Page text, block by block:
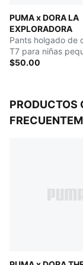
PUMA x DORA LA
EXPLORADORA
Pants holgado de
T7 para niñas
$50.00
PRODUCTOS